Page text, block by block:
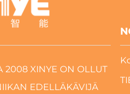
2008 XINYE ON OLLUT
EDELLÄKÄVIJÄ